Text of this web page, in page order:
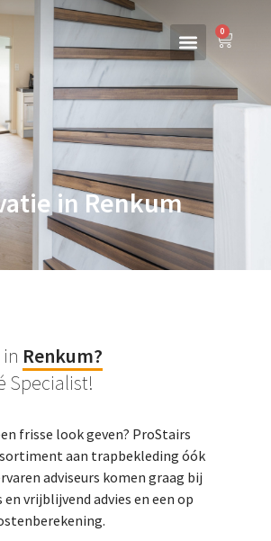
0
in Renkum
Renkum?
Specialist!
frisse look geven? ProStairs
aan trapbekleding óók
adviseurs komen graag bij
vrijblijvend advies en een op